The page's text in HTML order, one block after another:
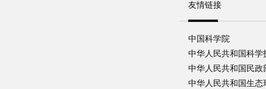
友情链接
中国科学院
中华人民共和国科学
中华人民共和国民政
中华人民共和国生态